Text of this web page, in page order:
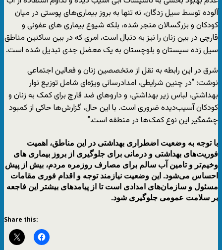
آلوده توسط سیل زدگان، نه تنها به بروز بیماری‌های پوستی در میان
کودکان و بزرگسالان منجر شده، بلکه شیوع بیماری‌ های عفونی و
قارچی در بین زنان را نیز به دنبال است، امری که در بین ساکنین مناطق
سیل‌ زده سیستان و بلوچستان به یک معضل جدی تبدیل شده است.
شرق در این رابطه به نقل از متخصصین زنان و فعالین اجتماعی
نوشت: “در چنین شرایطی، امدادرسانی ویژه‌ای شامل توزیع نوار
بهداشتی، لباس زیر بهداشتی، و داروهای ضد قارچ برای کمک به زنان و
کودکان آسیب‌دیده ضروری است. با این حال، گزارش‌ها حاکی از کمبود
چشمگیر این نوع کمک‌ها در منطقه است.”
با توجه به وضعیت اضطراری بهداشتی در این مناطق، اهمیت
فوریت‌های بهداشتی و درمانی برای جلوگیری از بروز بیماری‌ های
وخیم‌تر و تامین آب سالم برای مصارف روزمره مردم، بیش از پیش
احساس می‌شود. این وضعیت نیازمند توجه و اقدام فوری مقامات
مسئول و سازمان‌های امدادی است تا از پیامدهای بیشتر این فاجعه
بر سلامت عمومی جلوگیری شود.
Share this: